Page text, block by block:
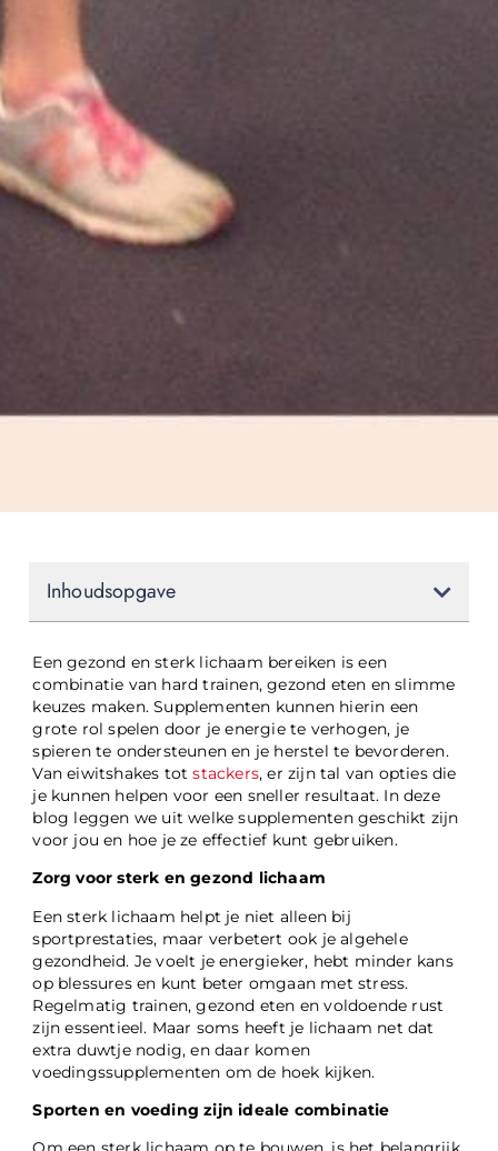
Een gezond en sterk lichaam bereiken is een
combinatie van hard trainen, gezond eten en slimme
keuzes maken. Supplementen kunnen hierin een
grote rol spelen door je energie te verhogen, je
spieren te ondersteunen en je herstel te bevorderen.
Van eiwitshakes totstackers, er zijn tal van opties die
je kunnen helpen voor een sneller resultaat. In deze
blog leggen we uit welke supplementen geschikt zijn
voor jou en hoe je ze effectief kunt gebruiken.
Zorg voor sterk en gezond lichaam
Een sterk lichaam helpt je niet alleen bij
sportprestaties, maar verbetert ook je algehele
gezondheid. Je voelt je energieker, hebt minder kans
op blessures en kunt beter omgaan met stress.
Regelmatig trainen, gezond eten en voldoende rust
zijn essentieel. Maar soms heeft je lichaam net dat
extra duwtje nodig, en daar komen
voedingssupplementen om de hoek kijken.
Sporten en voeding zijn ideale combinatie
Inhoudsopgave